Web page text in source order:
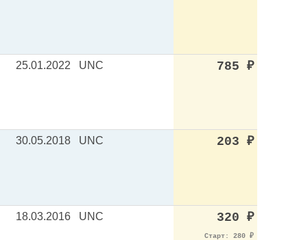
25.01.2022 UNC 785 ₽
30.05.2018 UNC 203 ₽
18.03.2016 UNC 320 ₽
Старт: 280 ₽